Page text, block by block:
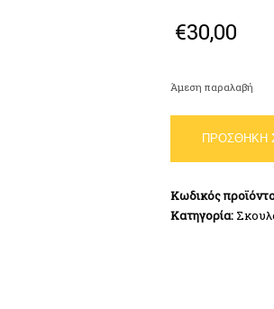
€30,00
Άμεση παραλαβή
Κρίκοι
Ασήμι
ποσότητα
ΠΡΟΣΘΉΚΗ
Κωδικός
Κατηγορία: